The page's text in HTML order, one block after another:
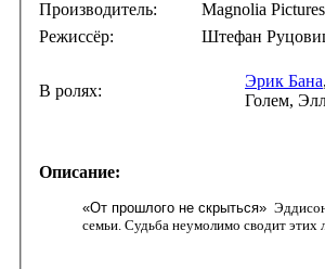
Производитель:
Magnolia
Режиссёр:
Штефан
В ролях:
Эрик Бана
Голем,
Описание:
«От прошлого не скрыться»
семьи. Судьба неумолимо сводит этих